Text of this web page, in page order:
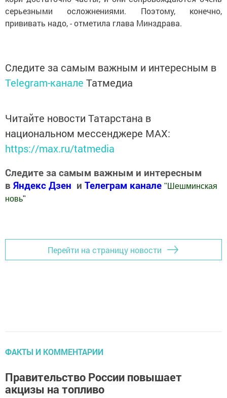
серьезными осложнениями. Поэтому, конечно,
прививать надо, - отметила глава Минздрава.
Следите за самым важным и интересным в
Telegram-канале Татмедиа
Читайте новости Татарстана в
национальном мессенджере MАХ:
https://max.ru/tatmedia
Следите за самым важным и интересным
в Яндекс Дзен и Телеграм канале " Шешминская
новь"
Перейти на страницу новости
ФАКТЫ И КОММЕНТАРИИ
Правительство России повышает
акцизы на топливо